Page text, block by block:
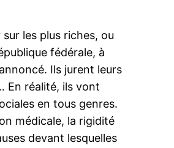
les plus riches, ou
fédérale, à
Ils jurent leurs
En réalité, ils vont
en tous genres.
médicale, la rigidité
devant lesquelles